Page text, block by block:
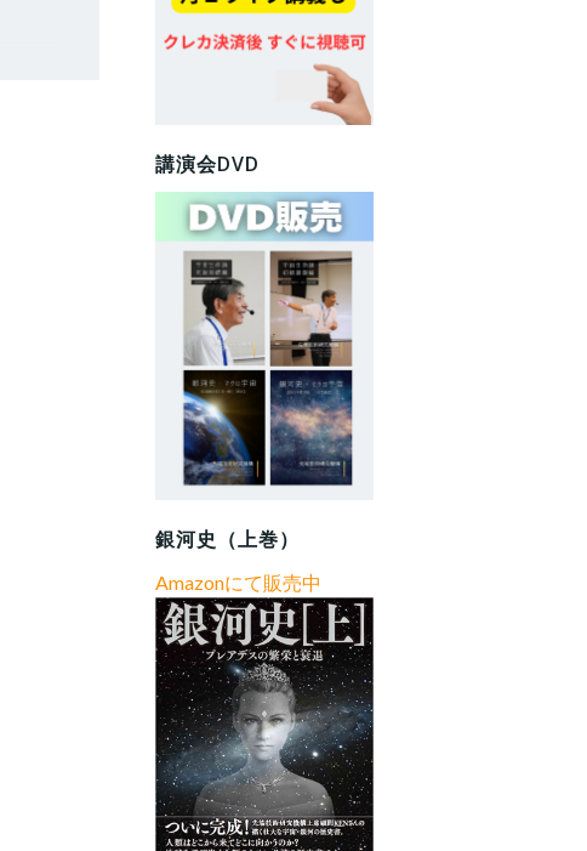
講演会DVD
銀河史（上巻）
Amazonにて販売中